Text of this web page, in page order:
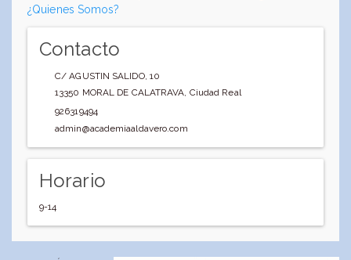
¿Quienes Somos?
Contacto
C/ AGUSTIN SALIDO, 10
13350 MORAL DE CALATRAVA, Ciudad Real
926319494
admin@academiaaldavero.com
Horario
9-14